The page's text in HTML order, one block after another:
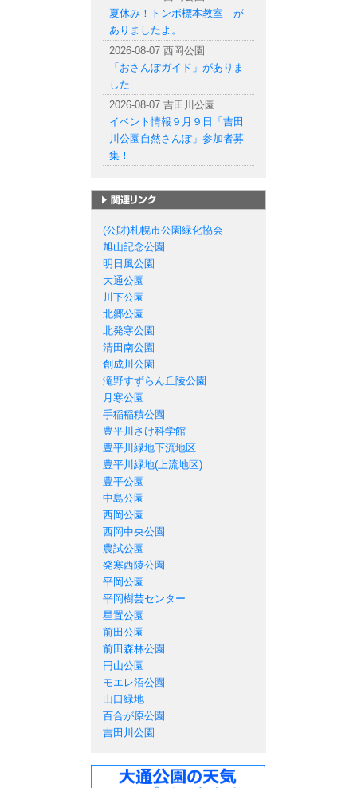
夏休み！トンボ標本教室 が
ありましたよ。
2026-08-07 西岡公園
「おさんぽガイド」がありま
した
2026-08-07 吉田川公園
イベント情報９月９日「吉田
川公園自然さんぽ」参加者募
集！
(公財)札幌市公園緑化協会
旭山記念公園
明日風公園
大通公園
川下公園
北郷公園
北発寒公園
清田南公園
創成川公園
滝野すずらん丘陵公園
月寒公園
手稲稲積公園
豊平川さけ科学館
豊平川緑地下流地区
豊平川緑地(上流地区)
豊平公園
中島公園
西岡公園
西岡中央公園
農試公園
発寒西陵公園
平岡公園
平岡樹芸センター
星置公園
前田公園
前田森林公園
円山公園
モエレ沼公園
山口緑地
百合が原公園
吉田川公園